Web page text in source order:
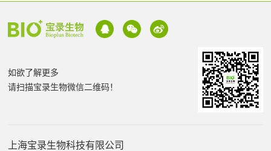
如欲了解更多
请扫描宝录生物微信二维码！
上海宝录生物科技有限公司